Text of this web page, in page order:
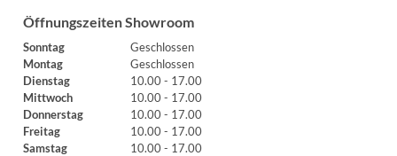
Öffnungszeiten Showroom
Sonntag
Geschlossen
Montag
Geschlossen
Dienstag
10.00 - 17.00
Mittwoch
10.00 - 17.00
Donnerstag
10.00 - 17.00
Freitag
10.00 - 17.00
Samstag
10.00 - 17.00